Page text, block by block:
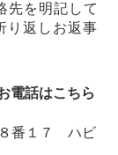
を明記して
り返しお返事
電話はこちら
番１７ ハビ